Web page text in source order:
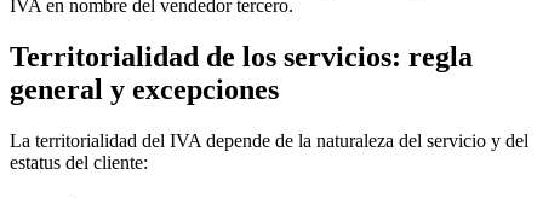
IVA en nombre del vendedor tercero.
Territorialidad de los servicios: regla
general y excepciones
La territorialidad del IVA depende de la naturaleza del servicio y del
estatus del cliente: